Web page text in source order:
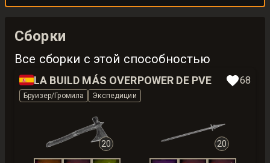
Сборки
Все сборки с этой способностью
🇪🇸LA BUILD MÁS OVERPOWER DE PVE 68
Бруизер/Громила Экспедиции
20 20